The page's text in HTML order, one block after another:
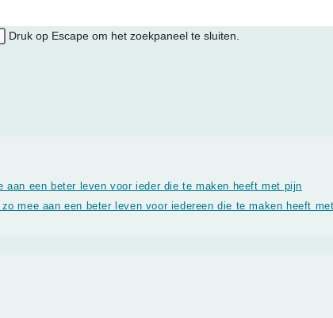
Druk op Escape om het zoekpaneel te sluiten.
aan een beter leven voor ieder die te maken heeft met pijn
mee aan een beter leven voor iedereen die te maken heeft